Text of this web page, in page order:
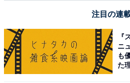
注目の連
『
ニ
も
た